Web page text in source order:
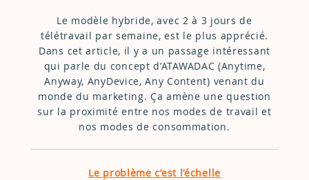
Le modèle hybride, avec 2 à 3 jours de
télétravail par semaine, est le plus apprécié.
Dans cet article, il y a un passage intéressant
qui parle du concept d’ATAWADAC (Anytime,
Anyway, AnyDevice, Any Content) venant du
monde du marketing. Ça amène une question
sur la proximité entre nos modes de travail et
nos modes de consommation.
Le problème c’est l’échelle